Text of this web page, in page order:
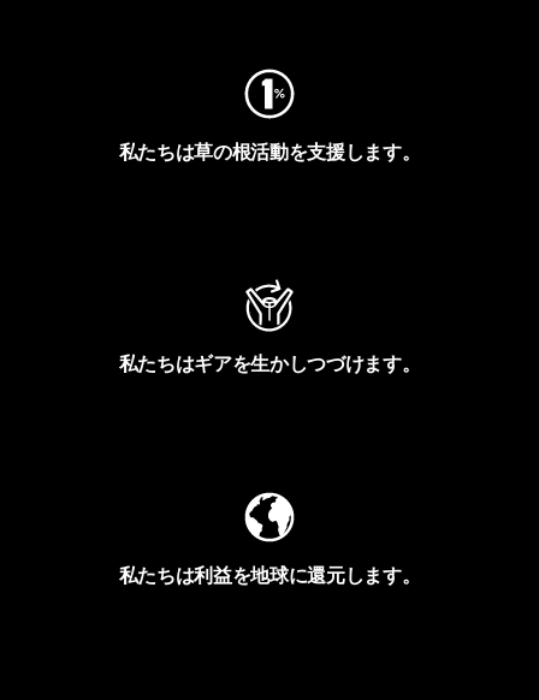
私たちは草の根活動を支援します。
私たちはギアを生かしつづけます。
私たちは利益を地球に還元します。